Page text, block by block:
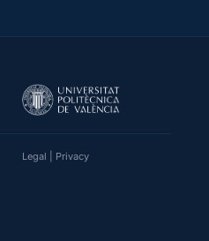
Legal Privacy